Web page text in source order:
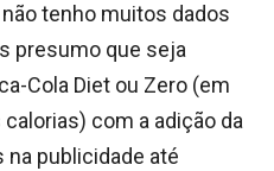
tenho muitos dados
presumo que seja
Cola Diet ou Zero (em
com a adição da
na publicidade até